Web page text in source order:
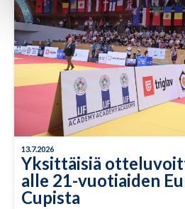
13.7.2026
Yksittäisiä
alle 21-vuotiaiden
Cupista